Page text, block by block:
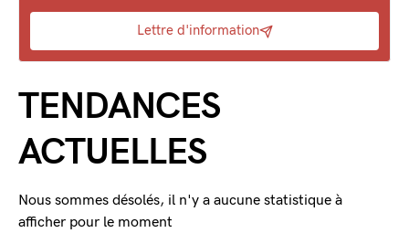
Lettre d'information
TENDANCES
ACTUELLES
Nous sommes désolés, il n'y a aucune statistique à
afficher pour le moment